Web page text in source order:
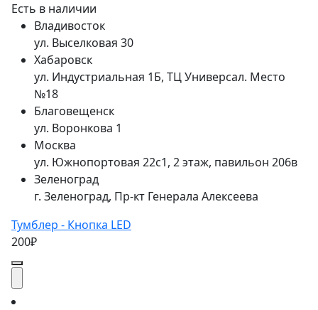
Есть в наличии
Владивосток
ул. Выселковая 30
Хабаровск
ул. Индустриальная 1Б, ТЦ Универсал. Место
№18
Благовещенск
ул. Воронкова 1
Москва
ул. Южнопортовая 22с1, 2 этаж, павильон 206в
Зеленоград
г. Зеленоград, Пр-кт Генерала Алексеева
Тумблер - Кнопка LED
200₽